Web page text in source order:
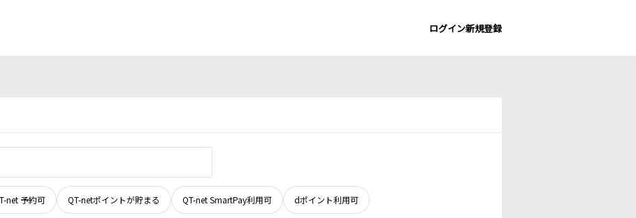
ログイン新規登録
net 予約可 QT-netポイントが貯まる QT-net SmartPay利用可 dポイント利用可